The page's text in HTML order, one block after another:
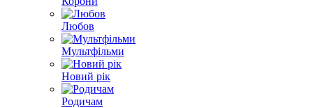
Любов
Мультфільми
Новий рік
Родичам